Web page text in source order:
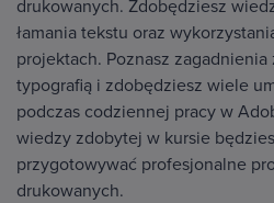
drukowanych. Zdobędziesz
łamania tekstu oraz
projektach. Poznasz
typografią i zdobędziesz wiele
podczas codziennej pracy w
wiedzy zdobytej w kursie
przygotowywać profesjonalne
drukowanych.